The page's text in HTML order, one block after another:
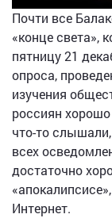
Почти все
«конце света»,
пятницу 21
опроса,
изучения
россиян
что-то
всех
достаточно
Интернет.